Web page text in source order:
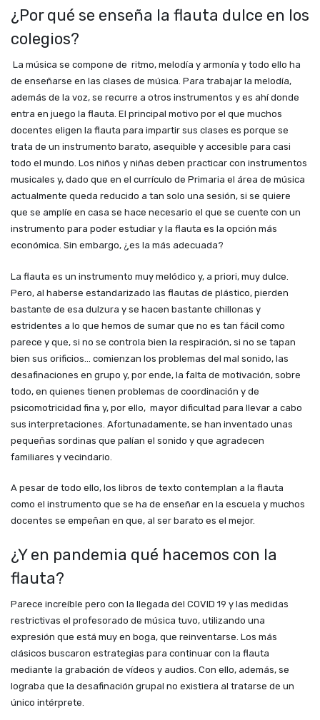
¿Por qué se enseña la flauta dulce en los
colegios?
La música se compone de ritmo, melodía y armonía y todo ello ha
de enseñarse en las clases de música. Para trabajar la melodía,
además de la voz, se recurre a otros instrumentos y es ahí donde
entra en juego la flauta. El principal motivo por el que muchos
docentes eligen la flauta para impartir sus clases es porque se
trata de un instrumento barato, asequible y accesible para casi
todo el mundo. Los niños y niñas deben practicar con instrumentos
musicales y, dado que en el currículo de Primaria el área de música
actualmente queda reducido a tan solo una sesión, si se quiere
que se amplíe en casa se hace necesario el que se cuente con un
instrumento para poder estudiar y la flauta es la opción más
económica. Sin embargo, ¿es la más adecuada?
La flauta es un instrumento muy melódico y, a priori, muy dulce.
Pero, al haberse estandarizado las flautas de plástico, pierden
bastante de esa dulzura y se hacen bastante chillonas y
estridentes a lo que hemos de sumar que no es tan fácil como
parece y que, si no se controla bien la respiración, si no se tapan
bien sus orificios... comienzan los problemas del mal sonido, las
desafinaciones en grupo y, por ende, la falta de motivación, sobre
todo, en quienes tienen problemas de coordinación y de
psicomotricidad fina y, por ello, mayor dificultad para llevar a cabo
sus interpretaciones. Afortunadamente, se han inventado unas
pequeñas sordinas que palían el sonido y que agradecen
familiares y vecindario.
A pesar de todo ello, los libros de texto contemplan a la flauta
como el instrumento que se ha de enseñar en la escuela y muchos
docentes se empeñan en que, al ser barato es el mejor.
¿Y en pandemia qué hacemos con la
flauta?
Parece increíble pero con la llegada del COVID 19 y las medidas
restrictivas el profesorado de música tuvo, utilizando una
expresión que está muy en boga, que reinventarse. Los más
clásicos buscaron estrategias para continuar con la flauta
mediante la grabación de vídeos y audios. Con ello, además, se
lograba que la desafinación grupal no existiera al tratarse de un
único intérprete.